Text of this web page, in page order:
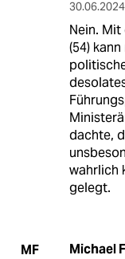
30.06.2024
Nein.
(54)
dachte,
wahrlich
gelegt.
MF Michael